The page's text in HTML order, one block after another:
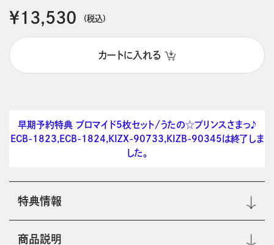
￥13,530 (税込)
カートに入れる
早期予約特典 ブロマイド5枚セット/うたの☆プリンスさまっ♪
ECB-1823,ECB-1824,KIZX-90733,KIZB-90345は終了しま
した。
特典情報
商品説明